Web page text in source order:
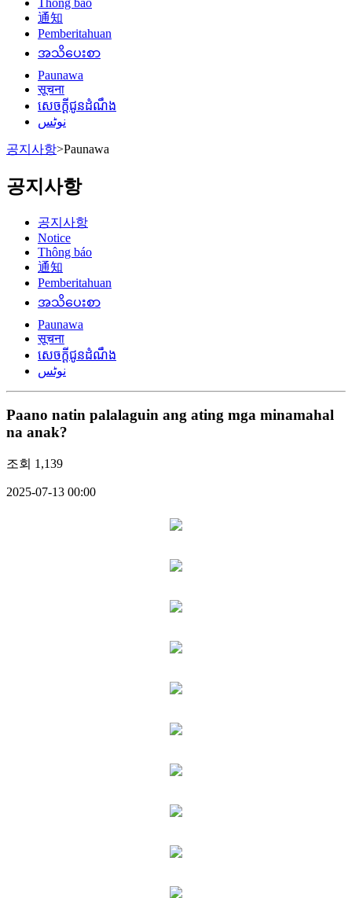
通知
Pemberitahuan
အသိပေးစာ
Paunawa
सूचना
សេចក្តីជូនដំណឹង
نوٹس
공지사항>Paunawa
공지사항
공지사항
Notice
Thông báo
通知
Pemberitahuan
အသိပေးစာ
Paunawa
सूचना
សេចក្តីជូនដំណឹង
نوٹس
Paano natin palalaguin ang ating mga minamahal
na anak?
조회 1,139
2025-07-13 00:00